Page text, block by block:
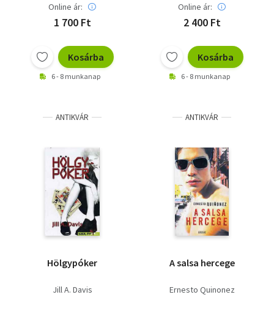
Online ár:
1 700 Ft
Kosárba
6 - 8 munkanap
Online ár:
2 400 Ft
Kosárba
6 - 8 munkanap
ANTIKVÁR
Hölgypóker
Jill A. Davis
ANTIKVÁR
A salsa hercege
Ernesto Quinonez